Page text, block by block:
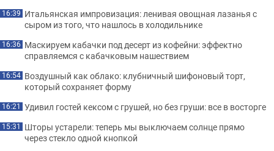
16:39 Итальянская импровизация: ленивая овощная лазанья с
сыром из того, что нашлось в холодильнике
16:36 Маскируем кабачки под десерт из кофейни: эффектно
справляемся с кабачковым нашествием
16:54 Воздушный как облако: клубничный шифоновый торт,
который сохраняет форму
16:21 Удивил гостей кексом с грушей, но без груши: все в восторге
15:31 Шторы устарели: теперь мы выключаем солнце прямо
через стекло одной кнопкой